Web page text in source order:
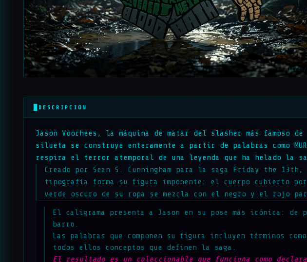
DESCRIPCION
Jason Voorhees, la máquina de matar del slasher más
silueta se construye enteramente a partir de palabras como
respira el terror atemporal de una leyenda que ha helado la
Creado por Sean S. Cunningham para la saga Friday the
tipografía forma su figura imponente: el cuerpo cubierto
verde oscuro de su ropa se mezcla con el negro y el rojo
El caligrama presenta a Jason en su pose más icónica: de
barro.
Las palabras que componen su figura incluyen términos como
todos ellos conceptos que definen la saga.
El resultado es un coleccionable que funciona como